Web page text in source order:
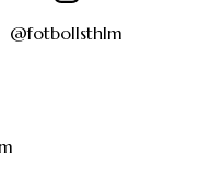
@fotbollsthlm